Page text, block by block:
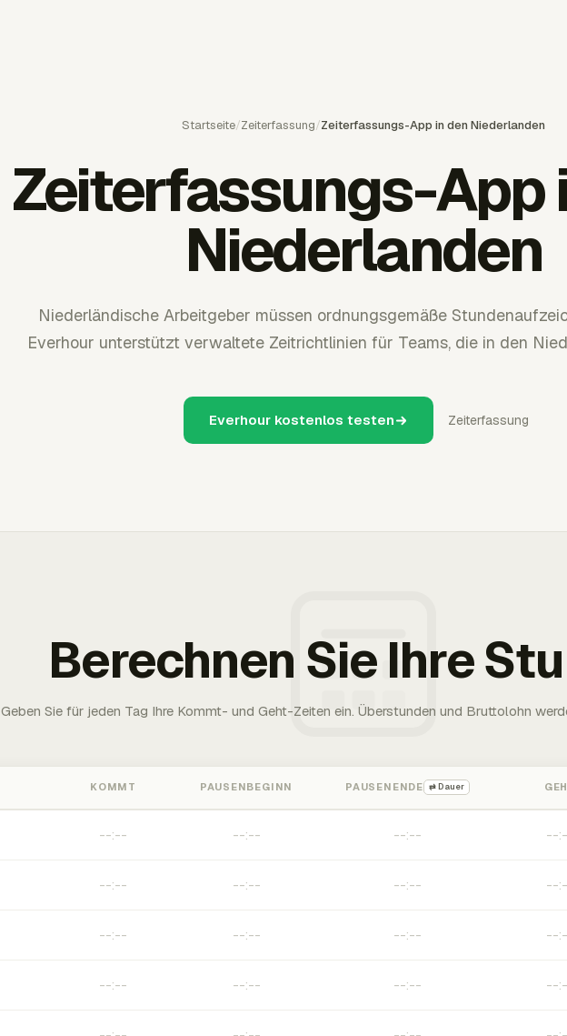
Startseite/Zeiterfassung/Zeiterfassungs-App in den Niederlanden
Zeiterfassungs-App
Niederlanden
Niederländische Arbeitgeber müssen ordnungsgemäße
Everhour unterstützt verwaltete Zeitrichtlinien für Teams, die in den
Everhour kostenlos testen Zeiterfassung
Berechnen Sie Ihre
Geben Sie für jeden Tag Ihre Kommt- und Geht-Zeiten ein. Überstunden und Bruttolohn
KOMMT PAUSENBEGINN PAUSENENDE ⇄ Dauer